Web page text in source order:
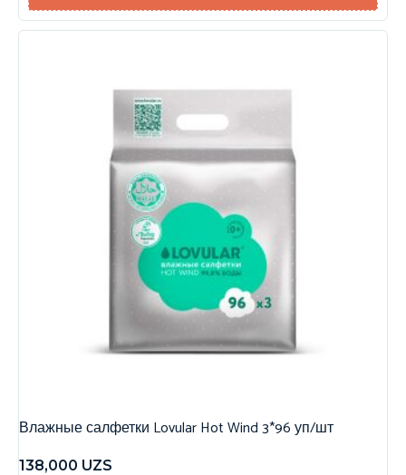
Влажные салфетки Lovular Hot Wind 3*96 уп/шт
138,000 UZS